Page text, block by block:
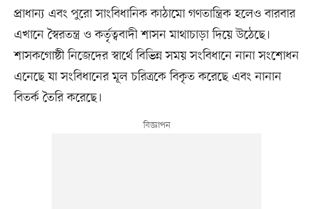
প্রাধান্য এবং পুরো সাংবিধানিক কাঠামো গণতান্ত্রিক হলেও বারবার
এখানে স্বৈরতন্ত্র ও কর্তৃত্ববাদী শাসন মাথাচাড়া দিয়ে উঠেছে।
শাসকগোষ্ঠী নিজেদের স্বার্থে বিভিন্ন সময় সংবিধানে নানা সংশোধন
এনেছে যা সংবিধানের মূল চরিত্রকে বিকৃত করেছে এবং নানান
বিতর্ক তৈরি করেছে।